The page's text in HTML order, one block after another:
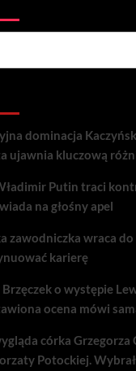
dominacja
ujawnia kluczową
Putin traci
na głośny apel
zawodniczka wraca
karierę
Brzęczek o występie
ocena mówi
córka Grzegorza
Potockiej.